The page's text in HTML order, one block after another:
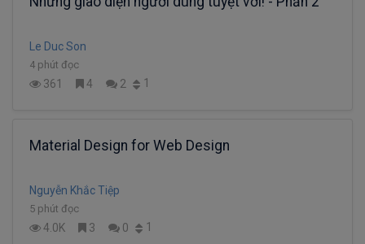
Le Duc Son
4 phút đọc
361 4 2 1
Material Design for Web Design
Nguyễn Khắc Tiệp
5 phút đọc
4.0K 3 0 1